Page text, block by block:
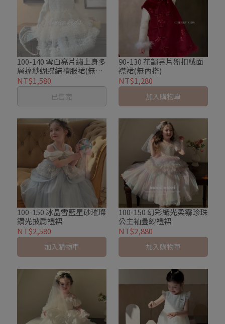
100-140 雪白亮片繡上身多
層蓬紗蝴蝶結禮服裙(無內
搭)
NT$1,580
已售完
90-130 花韻亮片盤扣絨面
襟裙(無內搭)
NT$1,280
加入購物車
100-150 冰晶雪藍星砂璀璨
鑽光披肩禮裙
NT$2,580
加入購物車
100-150 幻彩織光柔霧珍珠
公主袖疊紗禮裙
NT$2,880
加入購物車